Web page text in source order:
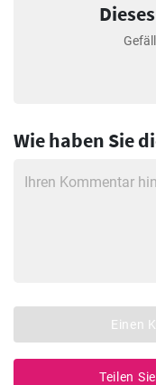
Wie haben Sie
Einen
Teilen